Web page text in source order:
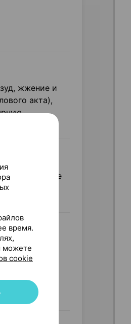
жжение и
акта),
время.
можете
cookie